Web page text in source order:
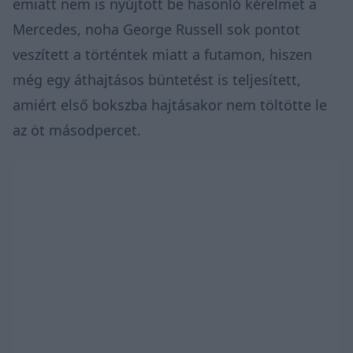
emiatt nem is nyújtott be hasonló kérelmet a
Mercedes, noha George Russell sok pontot
veszített a történtek miatt a futamon, hiszen
még egy áthajtásos büntetést is teljesített,
amiért első bokszba hajtásakor nem töltötte le
az öt másodpercet.